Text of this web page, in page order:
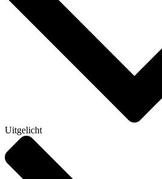
Uitgelicht